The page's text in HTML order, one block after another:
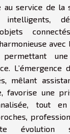
au service de la
intelligents,
une
L’émergence
mêlant
favorise une
tout
évolution